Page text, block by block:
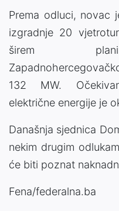
Prema odluci, novac
izgradnje 20
širem
132 MW.
električne energije je
Današnja sjednica
nekim drugim
će biti poznat
Fena/federalna.ba